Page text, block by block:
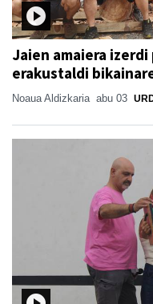
Jaien amaiera
erakustaldi
Noaua Aldizkaria abu 03